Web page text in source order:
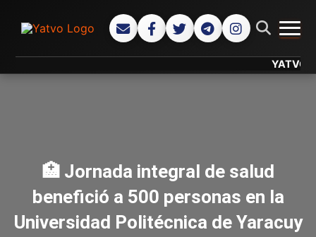
YATVO...
🏥 Jornada integral de salud
benefició a 500 personas en la
Universidad Politécnica de Yaracuy